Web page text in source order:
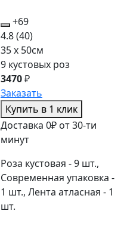
+69
4.8(40)
35 x 50см
9 кустовых роз
3470₽
Заказать
Купить в 1 клик
Доставка 0₽ от 30-ти
минут
Роза кустовая - 9 шт.,
Современная упаковка -
1 шт., Лента атласная - 1
шт.